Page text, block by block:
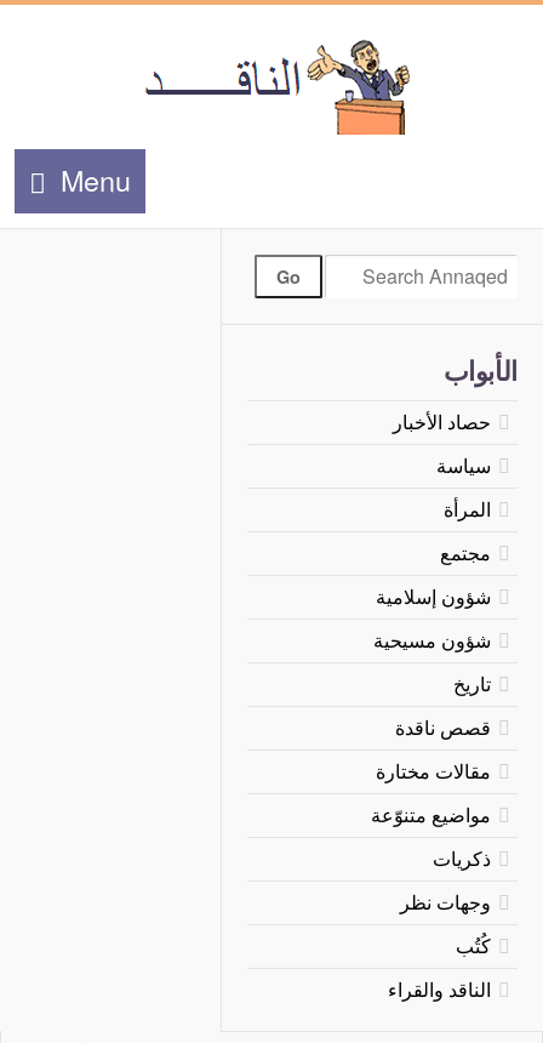
Menu
الأبواب
حصاد الأخبار
سياسة
المرأة
مجتمع
شؤون إسلامية
شؤون مسيحية
تاريخ
قصص ناقدة
مقالات مختارة
مواضيع متنوّعة
ذكريات
وجهات نظر
كُتُب
الناقد والقراء